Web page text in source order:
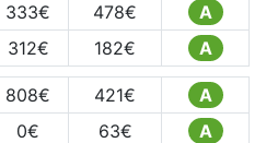
333€ 478€
A
312€ 182€ A
808€ 421€
A
0€ 63€
A